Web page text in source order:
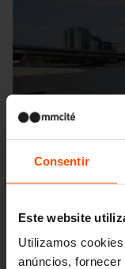
Consentir
Este website
Utilizamos
anúncios,